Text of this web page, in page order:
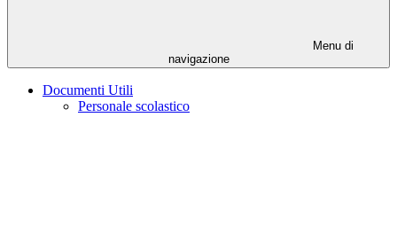
Menu di
navigazione
Documenti Utili
Personale scolastico